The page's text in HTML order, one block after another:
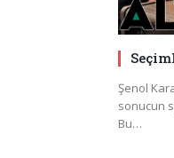
Şenol
sonucun
Bu…